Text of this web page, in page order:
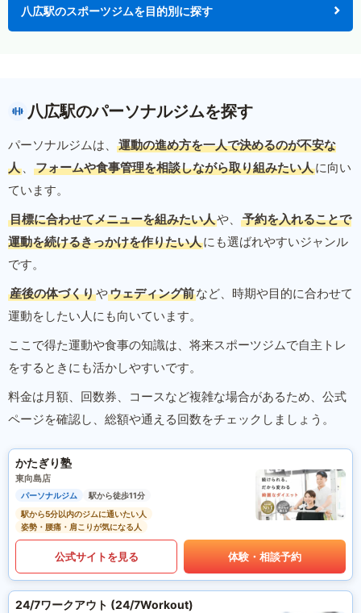
八広駅のスポーツジムを目的別に探す
八広駅のパーソナルジムを探す
パーソナルジムは、
運動の進め方を一人で決めるのが不安な
人 、 フォームや食事管理を相談しながら取り組みたい人に向い
ています。
目標に合わせてメニューを組みたい人や、
予約を入れることで
運動を続けるきっかけを作りたい人にも選ばれやすいジャンル
です。
産後の体づくりやウェディング前など、時期や目的に合わせて
運動をしたい人にも向いています。
ここで得た運動や食事の知識は、将来スポーツジムで自主トレ
をするときにも活かしやすいです。
料金は月額、回数券、コースなど複雑な場合があるため、公式
ページを確認し、総額や通える回数をチェックしましょう。
かたぎり塾
東向島店
パーソナルジム
駅から徒歩11分
駅から5分以内のジムに通いたい人
姿勢・腰痛・肩こりが気になる人
公式サイトを見る 体験・相談予約
24/7ワークアウト (24/7Workout)